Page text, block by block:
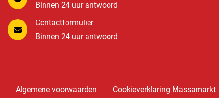
Binnen 24 uur antwoord
Contactformulier
Binnen 24 uur antwoord
Algemene voorwaarden
Cookieverklaring Massamarkt